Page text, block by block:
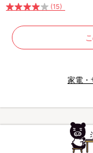
(15)
家電・